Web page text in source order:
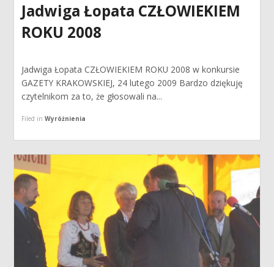
Jadwiga Łopata CZŁOWIEKIEM
ROKU 2008
Jadwiga Łopata CZŁOWIEKIEM ROKU 2008 w konkursie
GAZETY KRAKOWSKIEJ, 24 lutego 2009 Bardzo dziękuję
czytelnikom za to, że głosowali na...
Filed inWyróżnienia